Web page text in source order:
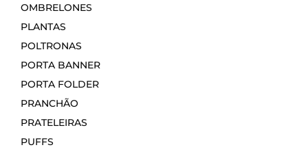
OMBRELONES
PLANTAS
POLTRONAS
PORTA BANNER
PORTA FOLDER
PRANCHÃO
PRATELEIRAS
PUFFS